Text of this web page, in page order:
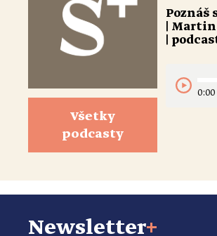
Všetky
podcasty
Poznáš
|
|
0:00
Newsletter+